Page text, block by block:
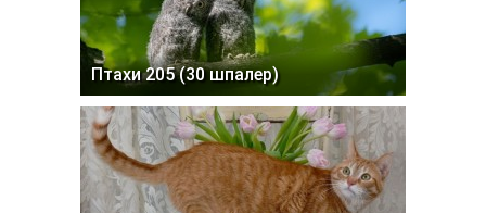
Птахи 205 (30 шпалер)